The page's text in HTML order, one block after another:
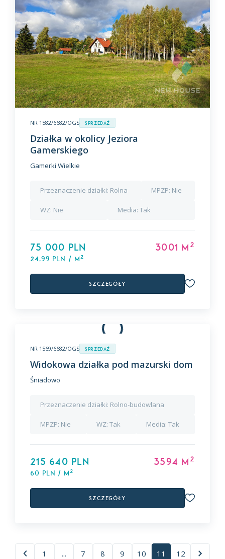
NR 1582/6682/OGS Sprzedaż
Działka w okolicy Jeziora
Gamerskiego
Gamerki Wielkie
Przeznaczenie działki: Rolna MPZP: Nie
WZ: Nie Media: Tak
75 000 PLN
24,99 PLN / m2
3001 m 2
Szczegóły
NR 1569/6682/OGS Sprzedaż
Widokowa działka pod mazurski dom
Śniadowo
Przeznaczenie działki: Rolno-budowlana
MPZP: Nie WZ: Tak Media: Tak
215 640 PLN
60 PLN / m2
3594 m 2
Szczegóły
1 ... 7 8 9 10 11 12